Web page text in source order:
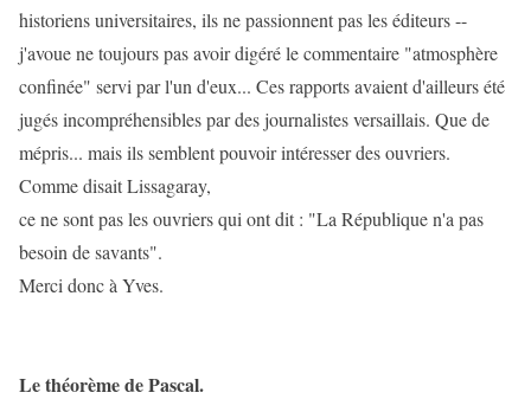
historiens universitaires, ils ne passionnent pas les éditeurs --
j'avoue ne toujours pas avoir digéré le commentaire "atmosphère
confinée" servi par l'un d'eux... Ces rapports avaient d'ailleurs été
jugés incompréhensibles par des journalistes versaillais. Que de
mépris... mais ils semblent pouvoir intéresser des ouvriers.
Comme disait Lissagaray,
ce ne sont pas les ouvriers qui ont dit : "La République n'a pas
besoin de savants".
Merci donc à Yves.
Le théorème de Pascal.